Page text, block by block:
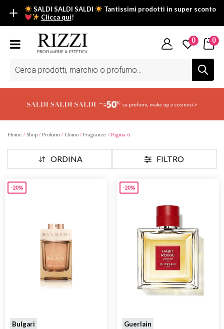
SALDI SALDI SALDI
Tantissimi prodotti in super sconto
Clicca qui!
SALDI SALDI SALDI
Fino al -50% su tantissimi prodotti beauty nella sezione saldi: il
Scopri tutti i prodotti in super saldo!Clicca qui
prodotti
0 0
Home / Shop / Profumi / Uomo / Fragranze / Pagina 6
ORDINA FILTRO
-20%
Bulgari
-20%
Guerlain